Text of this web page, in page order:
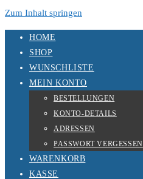
Zum Inhalt springen
HOME
SHOP
WUNSCHLISTE
MEIN KONTO
BESTELLUNGEN
KONTO-DETAILS
ADRESSEN
PASSWORT VERGESSEN
WARENKORB
KASSE